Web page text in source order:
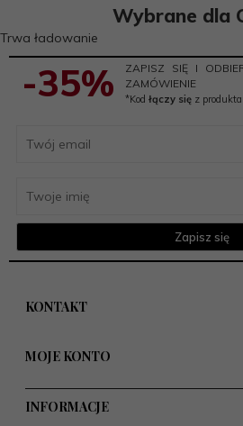
Wybrane dla
Trwa ładowanie
MOJE KONTO
INFORMACJE
KONTAKT
-35%
ZAPISZ SIĘ I
ZAMÓWIENIE
*Kod łączy się z
Zapisz się